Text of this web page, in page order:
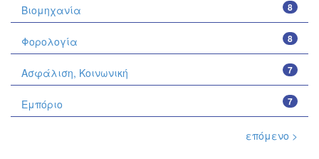
8
Βιομηχανία
8
Φορολογία
7
Ασφάλιση, Κοινωνική
7
Εμπόριο
επόμενο >